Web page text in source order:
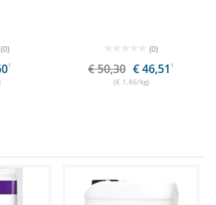
(0)
1
(0)
€ 50,30 € 46,51 1
(€ 1,86/kg)